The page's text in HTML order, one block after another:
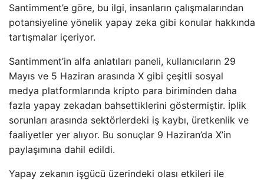
Santimment’e göre, bu ilgi, insanların çalışmalarından
potansiyeline yönelik yapay zeka gibi konular hakkında
tartışmalar içeriyor.
Santimment’in alfa anlatıları paneli, kullanıcıların 29
Mayıs ve 5 Haziran arasında X gibi çeşitli sosyal
medya platformlarında kripto para biriminden daha
fazla yapay zekadan bahsettiklerini göstermiştir. İplik
sorunları arasında sektörlerdeki iş kaybı, üretkenlik ve
faaliyetler yer alıyor. Bu sonuçlar 9 Haziran’da X’in
paylaşımına dahil edildi.
Yapay zekanın işgücü üzerindeki olası etkileri ile